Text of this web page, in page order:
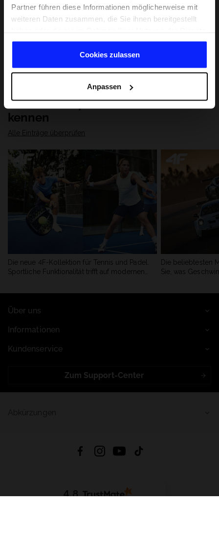
Partner führen diese Informationen möglicherweise mit
weiteren Daten zusammen, die Sie ihnen bereitgestellt
gesammelt haben.
Cookies zulassen
Anpassen
Lernen Sie Sport von Grund auf
kennen
Alle Einträge überprüfen
Die neue 4F-Kollektion für Tennis und Padel.
Sportliche Funktionalität trifft auf modernen
Die beliebtesten
Sie, was
Über uns
Informationen
Kundenservice
Zum Support-Center
4.8